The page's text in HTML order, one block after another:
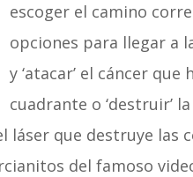
escoger el camino
opciones para llegar a
y ‘atacar’ el cáncer que
cuadrante o ‘destruir’
láser que destruye las
del famoso